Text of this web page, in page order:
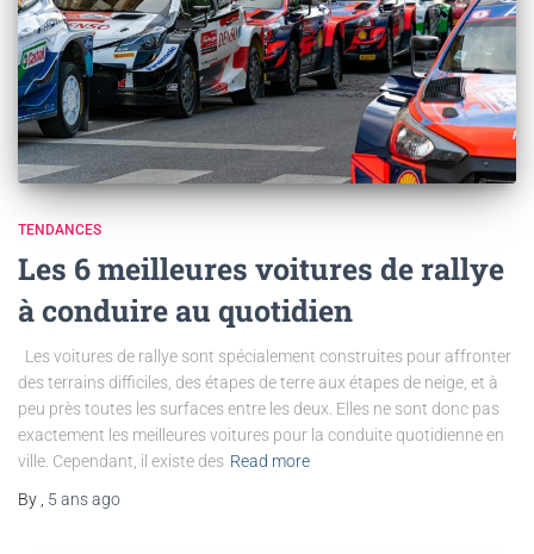
TENDANCES
Les 6 meilleures voitures de rallye
à conduire au quotidien
Les voitures de rallye sont spécialement construites pour affronter
des terrains difficiles, des étapes de terre aux étapes de neige, et à
peu près toutes les surfaces entre les deux. Elles ne sont donc pas
exactement les meilleures voitures pour la conduite quotidienne en
ville. Cependant, il existe des Read more
By , 5 ansago